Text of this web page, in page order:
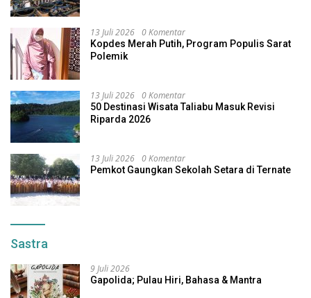
13 Juli 2026 0 Komentar
Kopdes Merah Putih, Program Populis Sarat
Polemik
13 Juli 2026 0 Komentar
50 Destinasi Wisata Taliabu Masuk Revisi
Riparda 2026
13 Juli 2026 0 Komentar
Pemkot Gaungkan Sekolah Setara di Ternate
Sastra
9 Juli 2026
Gapolida; Pulau Hiri, Bahasa & Mantra